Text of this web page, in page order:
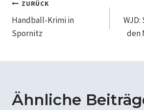
ZURÜCK
Handball-Krimi in
Spornitz
den
Ähnliche